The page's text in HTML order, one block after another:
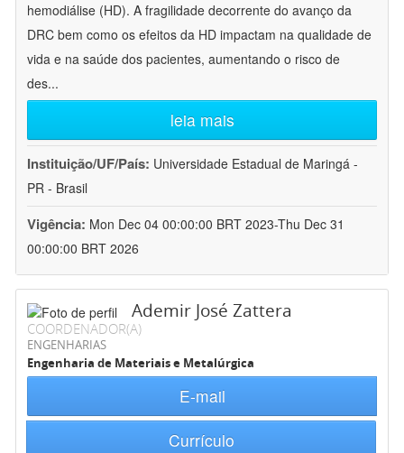
hemodiálise (HD). A fragilidade decorrente do avanço da
DRC bem como os efeitos da HD impactam na qualidade de
vida e na saúde dos pacientes, aumentando o risco de
des...
leia mais
Instituição/UF/País: Universidade Estadual de Maringá -
PR - Brasil
Vigência: Mon Dec 04 00:00:00 BRT 2023-Thu Dec 31
00:00:00 BRT 2026
Ademir José Zattera
COORDENADOR(A)
ENGENHARIAS
Engenharia de Materiais e Metalúrgica
E-mail
Currículo